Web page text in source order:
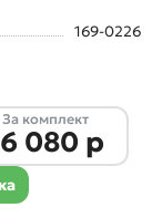
169-0226
За комплект
080 р